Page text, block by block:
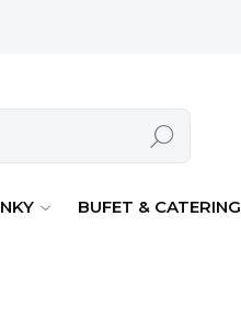
Hledat
BUFET & CATERING